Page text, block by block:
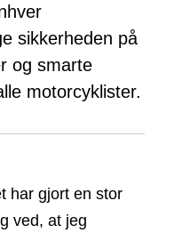
sikkerheden på
og smarte
motorcyklister.
har gjort en stor
ved, at jeg